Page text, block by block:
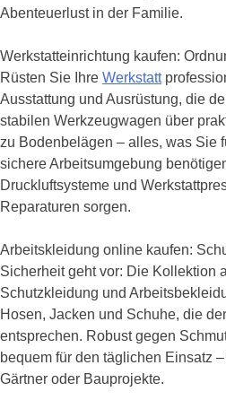
Abenteuerlust in der Familie.
Werkstatteinrichtung kaufen:
Rüsten Sie Ihre Werkstatt
Ausstattung und Ausrüstung, die
stabilen Werkzeugwagen über
zu Bodenbelägen – alles, was Sie
sichere Arbeitsumgebung
Druckluftsysteme und
Reparaturen sorgen.
Arbeitskleidung online kaufen:
Sicherheit geht vor: Die Kollektion
Schutzkleidung und
Hosen, Jacken und Schuhe, die
entsprechen. Robust gegen
bequem für den täglichen Einsatz
Gärtner oder Bauprojekte.